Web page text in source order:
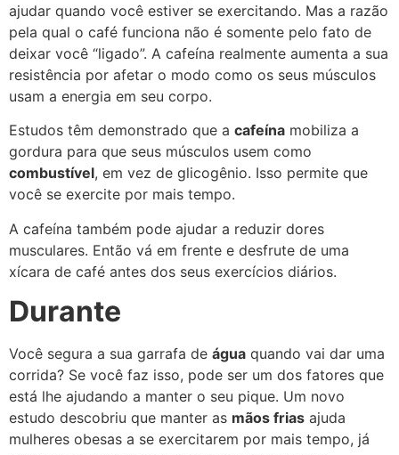
ajudar quando você estiver se exercitando. Mas a razão
pela qual o café funciona não é somente pelo fato de
deixar você “ligado”. A cafeína realmente aumenta a sua
resistência por afetar o modo como os seus músculos
usam a energia em seu corpo.
Estudos têm demonstrado que a cafeína mobiliza a
gordura para que seus músculos usem como
combustível, em vez de glicogênio. Isso permite que
você se exercite por mais tempo.
A cafeína também pode ajudar a reduzir dores
musculares. Então vá em frente e desfrute de uma
xícara de café antes dos seus exercícios diários.
Durante
Você segura a sua garrafa de água quando vai dar uma
corrida? Se você faz isso, pode ser um dos fatores que
está lhe ajudando a manter o seu pique. Um novo
estudo descobriu que manter as mãos frias ajuda
mulheres obesas a se exercitarem por mais tempo, já